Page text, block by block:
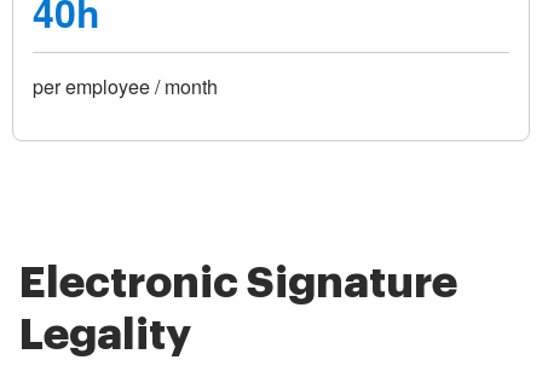
40h
per employee / month
Electronic Signature
Legality